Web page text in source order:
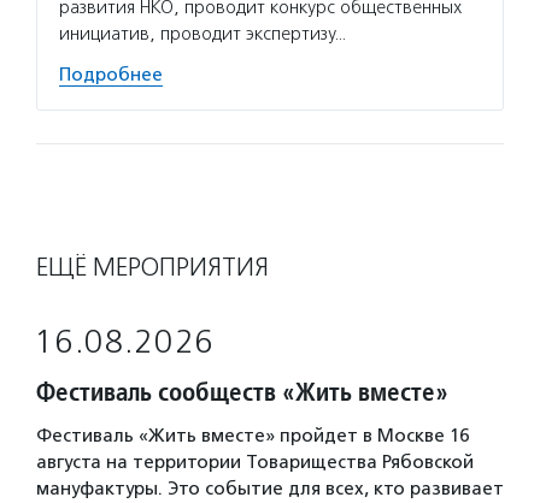
развития НКО, проводит конкурс общественных
инициатив, проводит экспертизу…
Подробнее
ЕЩЁ МЕРОПРИЯТИЯ
16.08.2026
Фестиваль сообществ «Жить вместе»
Фестиваль «Жить вместе» пройдет в Москве 16
августа на территории Товарищества Рябовской
мануфактуры. Это событие для всех, кто развивает